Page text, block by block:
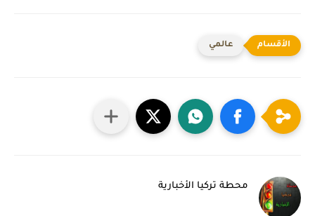
عالمي
محطة تركيا الأخبارية